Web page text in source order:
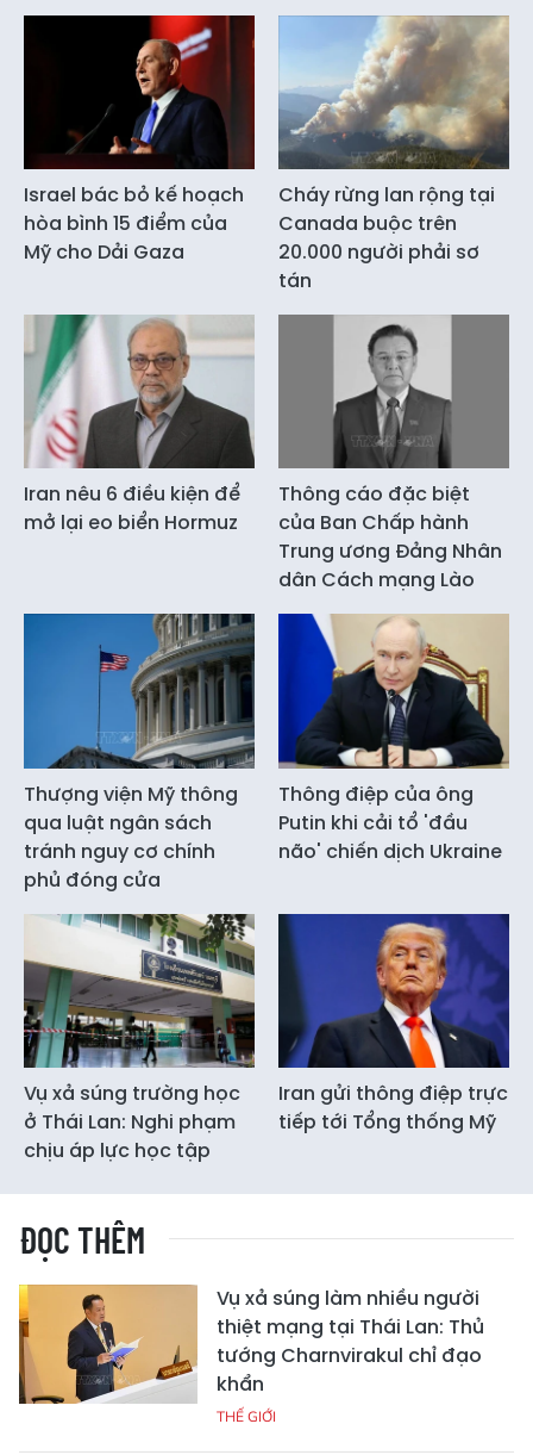
Israel bác bỏ kế hoạch
hòa bình 15 điểm của
Mỹ cho Dải Gaza
Cháy rừng lan rộng tại
Canada buộc trên
20.000 người phải sơ
tán
Iran nêu 6 điều kiện để
mở lại eo biển Hormuz
Thông cáo đặc biệt
của Ban Chấp hành
Trung ương Đảng Nhân
dân Cách mạng Lào
Thượng viện Mỹ thông
qua luật ngân sách
tránh nguy cơ chính
phủ đóng cửa
Thông điệp của ông
Putin khi cải tổ 'đầu
não' chiến dịch Ukraine
Vụ xả súng trường học
ở Thái Lan: Nghi phạm
chịu áp lực học tập
Iran gửi thông điệp trực
tiếp tới Tổng thống Mỹ
ĐỌC THÊM
Vụ xả súng làm nhiều người
thiệt mạng tại Thái Lan: Thủ
tướng Charnvirakul chỉ đạo
khẩn
THẾ GIỚI